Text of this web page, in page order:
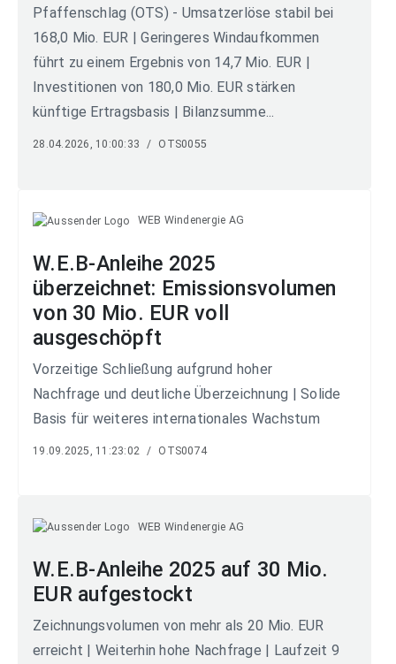
Pfaffenschlag (OTS) - Umsatzerlöse stabil bei
168,0 Mio. EUR | Geringeres Windaufkommen
führt zu einem Ergebnis von 14,7 Mio. EUR |
Investitionen von 180,0 Mio. EUR stärken
künftige Ertragsbasis | Bilanzsumme...
28.04.2026, 10:00:33 / OTS0055
WEB Windenergie AG
W.E.B-Anleihe 2025
überzeichnet: Emissionsvolumen
von 30 Mio. EUR voll
ausgeschöpft
Vorzeitige Schließung aufgrund hoher
Nachfrage und deutliche Überzeichnung | Solide
Basis für weiteres internationales Wachstum
19.09.2025, 11:23:02 / OTS0074
WEB Windenergie AG
W.E.B-Anleihe 2025 auf 30 Mio.
EUR aufgestockt
Zeichnungsvolumen von mehr als 20 Mio. EUR
erreicht | Weiterhin hohe Nachfrage | Laufzeit 9